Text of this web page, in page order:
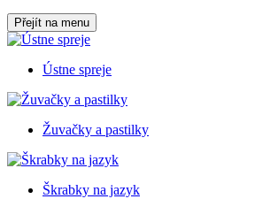
Přejít na menu
Ústne spreje
Žuvačky a pastilky
Škrabky na jazyk